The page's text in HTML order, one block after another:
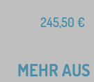
245,50 €
MEHR